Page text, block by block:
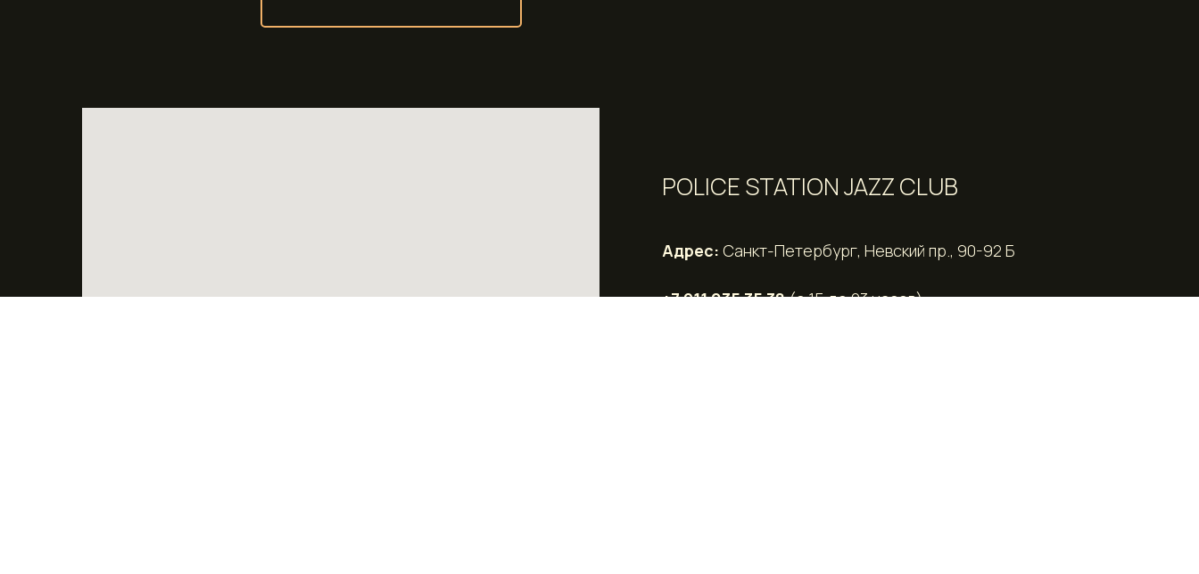
POLICE STATION JAZZ CLUB
Адрес: Санкт-Петербург, Невский пр., 90-92 Б
+7 911 035 35 38(с 15 до 23 часов)